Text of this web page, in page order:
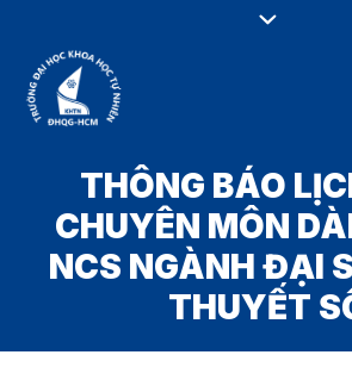
THÔNG BÁO
CHUYÊN MÔN
NCS NGÀNH ĐẠI
THUYẾT